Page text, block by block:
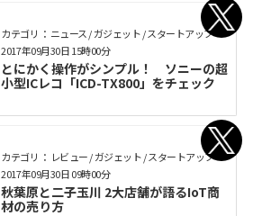
カテゴリ： ニュース / ガジェット / スタートアップ
とにかく操作がシンプル！ ソニーの超
小型ICレコ「ICD-TX800」をチェック
2017年09月30日 15時00分
カテゴリ： レビュー / ガジェット / スタートアップ
秋葉原と二子玉川 2大店舗が語るIoT商
材の売り方
2017年09月30日 09時00分